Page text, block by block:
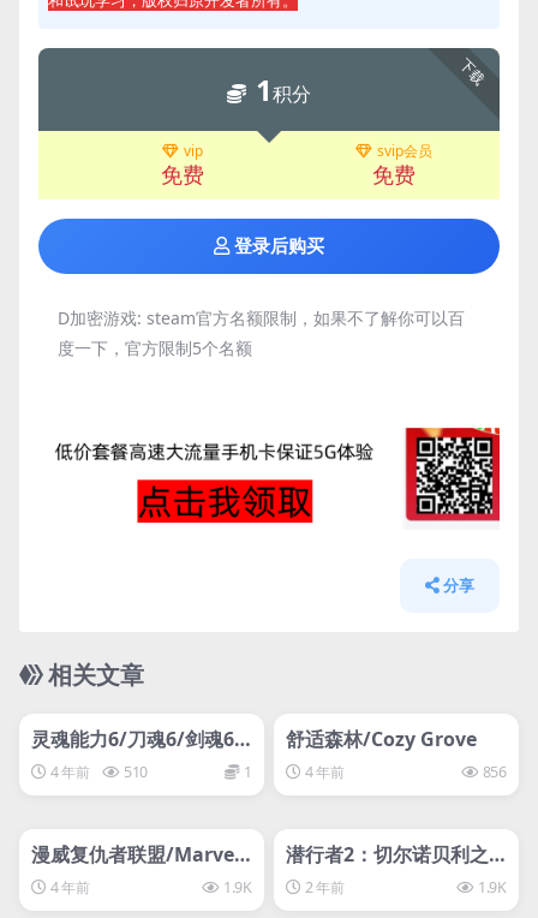
下载
1积分
vip
免费
svip会员
免费
登录后购买
D加密游戏: steam官方名额限制，如果不了解你可以百
度一下，官方限制5个名额
分享
相关文章
svip专属
灵魂能力6/刀魂6/剑魂6/
SoulCalibur VI
4 年前 510 1
舒适森林/Cozy Grove
4 年前 856
漫威复仇者联盟/Marve
l’s Avengers
4 年前 1.9K
svip专属
潜行者2：切尔诺贝利之
心豪华版
2 年前 1.9K